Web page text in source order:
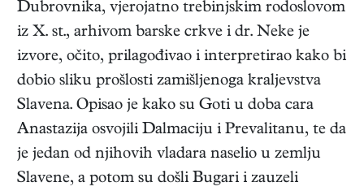
Dubrovnika, vjerojatno trebinjskim rodoslovom
iz X. st., arhivom barske crkve i dr. Neke je
izvore, očito, prilagođivao i interpretirao kako bi
dobio sliku prošlosti zamišljenoga kraljevstva
Slavena. Opisao je kako su Goti u doba cara
Anastazija osvojili Dalmaciju i Prevalitanu, te da
je jedan od njihovih vladara naselio u zemlju
Slavene, a potom su došli Bugari i zauzeli